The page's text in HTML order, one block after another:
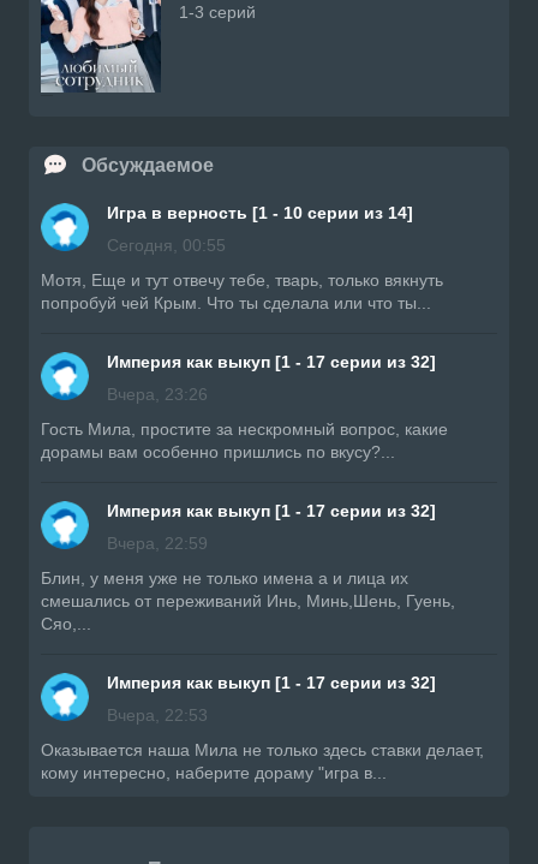
1-3 серий
Обсуждаемое
Игра в верность [1 - 10 серии из 14]
Сегодня, 00:55
Мотя, Еще и тут отвечу тебе, тварь, только вякнуть
попробуй чей Крым. Что ты сделала или что ты...
Империя как выкуп [1 - 17 серии из 32]
Вчера, 23:26
Гость Мила, простите за нескромный вопрос, какие
дорамы вам особенно пришлись по вкусу?...
Империя как выкуп [1 - 17 серии из 32]
Вчера, 22:59
Блин, у меня уже не только имена а и лица их
смешались от переживаний Инь, Минь,Шень, Гуень,
Сяо,...
Империя как выкуп [1 - 17 серии из 32]
Вчера, 22:53
Оказывается наша Мила не только здесь ставки делает,
кому интересно, наберите дораму "игра в...